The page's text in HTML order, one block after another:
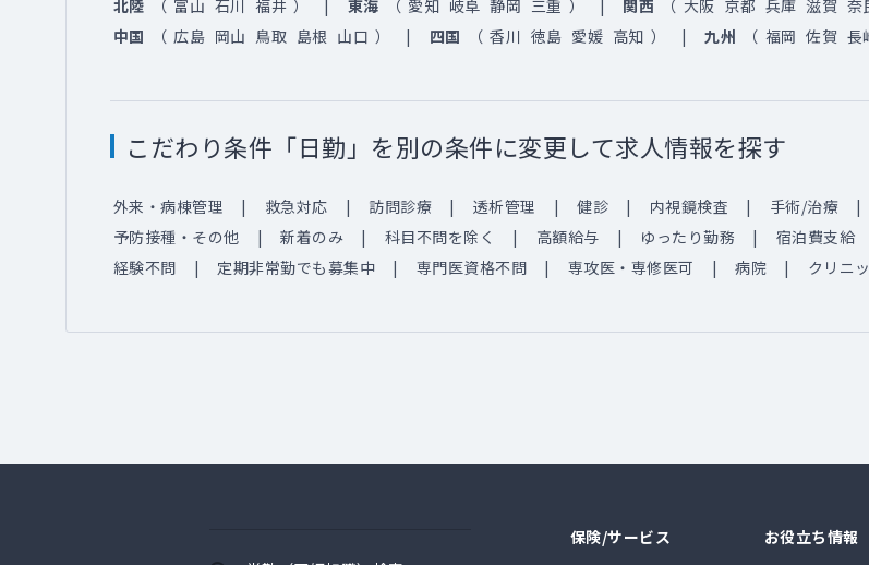
北陸
（ 富山 石川 福井 ） 東海 （ 愛知 岐阜 静岡 三重 ） 関西 （ 大阪 京都 兵庫 滋賀 奈
中国
（ 広島 岡山 鳥取 島根 山口 ） 四国 （ 香川 徳島 愛媛 高知 ） 九州 （ 福岡 佐賀 長
こだわり条件「日勤」を別の条件に変更して求人情報を探す
外来・病棟管理 救急対応 訪問診療 透析管理 健診 内視鏡検査 手術/治療
予防接種・その他
新着のみ 科目不問を除く 高額給与 ゆったり勤務 宿泊費支給
経験不問
定期非常勤でも募集中 専門医資格不問 専攻医・専修医可 病院 クリニ
保険/サービス お役立ち情報